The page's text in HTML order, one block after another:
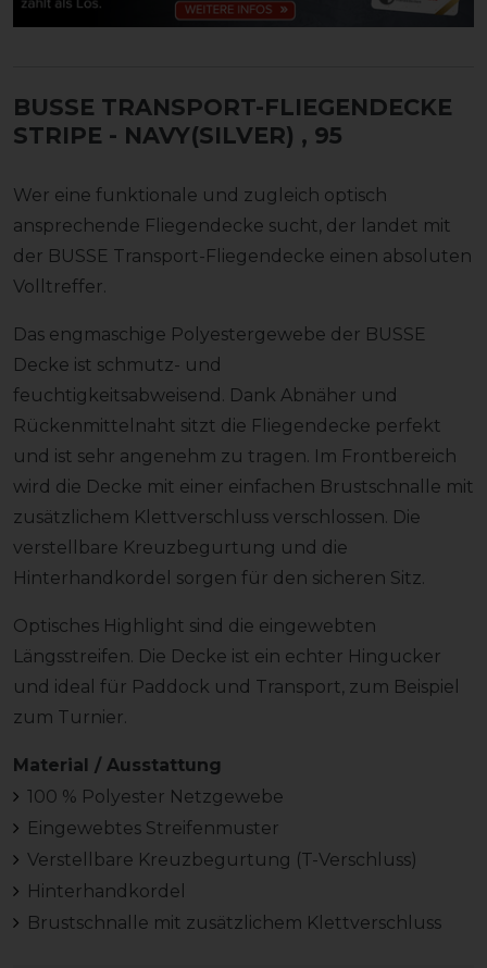
BUSSE TRANSPORT-FLIEGENDECKE
STRIPE - NAVY(SILVER) , 95
Wer eine funktionale und zugleich optisch
ansprechende Fliegendecke sucht, der landet mit
der BUSSE Transport-Fliegendecke einen absoluten
Volltreffer.
Das engmaschige Polyestergewebe der BUSSE
Decke ist schmutz- und
feuchtigkeitsabweisend. Dank Abnäher und
Rückenmittelnaht sitzt die Fliegendecke perfekt
und ist sehr angenehm zu tragen. Im Frontbereich
wird die Decke mit einer einfachen Brustschnalle mit
zusätzlichem Klettverschluss verschlossen. Die
verstellbare Kreuzbegurtung und die
Hinterhandkordel sorgen für den sicheren Sitz.
Optisches Highlight sind die eingewebten
Längsstreifen. Die Decke ist ein echter Hingucker
und ideal für Paddock und Transport, zum Beispiel
zum Turnier.
Material / Ausstattung
100 % Polyester Netzgewebe
Eingewebtes Streifenmuster
Verstellbare Kreuzbegurtung (T-Verschluss)
Hinterhandkordel
Brustschnalle mit zusätzlichem Klettverschluss